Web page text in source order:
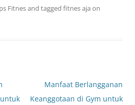
Fitnesand tagged fitnes aja on
Manfaat Berlangganan
Keanggotaan di Gym untuk